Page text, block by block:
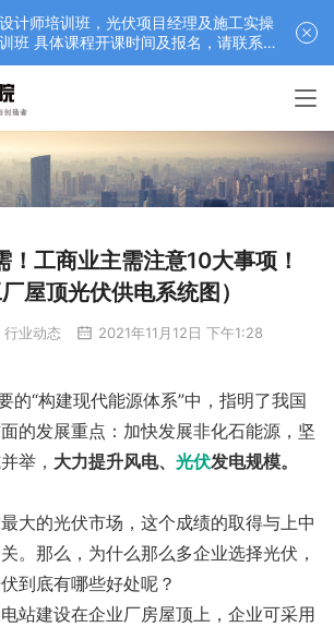
！工商业主需注意10大事项！
厂屋顶光伏供电系统图）
行业动态 2021年11月12日 下午1:28
的“构建现代能源体系”中，指明了我国
的发展重点：加快发展非化石能源，坚
举， 大力提升风电、 光伏发电规模。
大的光伏市场，这个成绩的取得与上中
。那么，为什么那么多企业选择光伏，
到底有哪些好处呢？
站建设在企业厂房屋顶上，企业可采用
计师培训班，光伏项目经理及施工实操
班 具体课程开课时间及报名，请联系仲
微信）最新：12月25日江苏苏州零碳园